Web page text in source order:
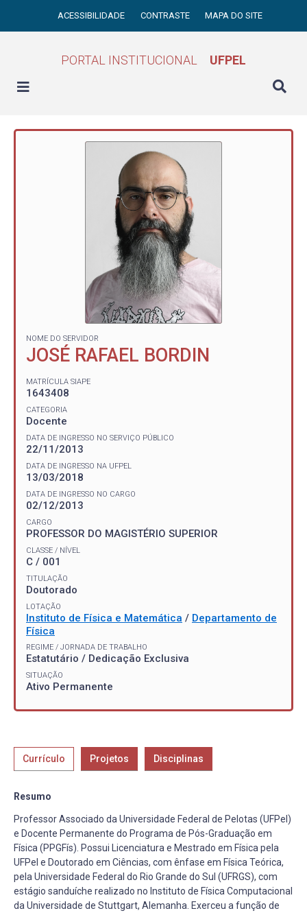
ACESSIBILIDADE CONTRASTE MAPA DO SITE
PORTAL INSTITUCIONAL UFPEL
NOME DO SERVIDOR
JOSÉ RAFAEL BORDIN
MATRÍCULA SIAPE
1643408
CATEGORIA
Docente
DATA DE INGRESSO NO SERVIÇO PÚBLICO
22/11/2013
DATA DE INGRESSO NA UFPEL
13/03/2018
DATA DE INGRESSO NO CARGO
02/12/2013
CARGO
PROFESSOR DO MAGISTÉRIO SUPERIOR
CLASSE / NÍVEL
C / 001
TITULAÇÃO
Doutorado
LOTAÇÃO
Instituto de Física e Matemática / Departamento de
Física
REGIME / JORNADA DE TRABALHO
Estatutário / Dedicação Exclusiva
SITUAÇÃO
Ativo Permanente
Currículo Projetos Disciplinas
Resumo
Professor Associado da Universidade Federal de Pelotas (UFPel)
e Docente Permanente do Programa de Pós-Graduação em
Física (PPGFís). Possui Licenciatura e Mestrado em Física pela
UFPel e Doutorado em Ciências, com ênfase em Física Teórica,
pela Universidade Federal do Rio Grande do Sul (UFRGS), com
estágio sanduíche realizado no Instituto de Física Computacional
da Universidade de Stuttgart, Alemanha. Exerceu a função de